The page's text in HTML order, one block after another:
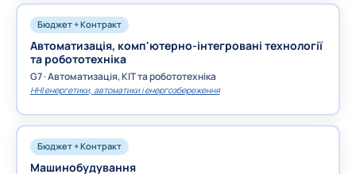
Бюджет + Контракт
Автоматизація, комп'ютерно-інтегровані технології
та робототехніка
G7 · Автоматизація, КІТ та робототехніка
ННІ енергетики, автоматики і енергозбереження
Бюджет + Контракт
Машинобудування